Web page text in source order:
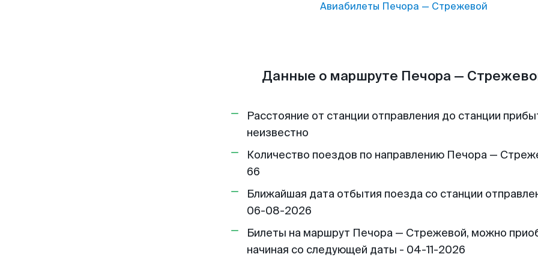
Авиабилеты Печора — Стрежевой
Данные о маршруте Печора —
Расстояние от станции отправления до станции
неизвестно
Количество поездов по направлению Печора —
66
Ближайшая дата отбытия поезда со станции
06-08-2026
Билеты на маршрут Печора — Стрежевой, можно
начиная со следующей даты - 04-11-2026